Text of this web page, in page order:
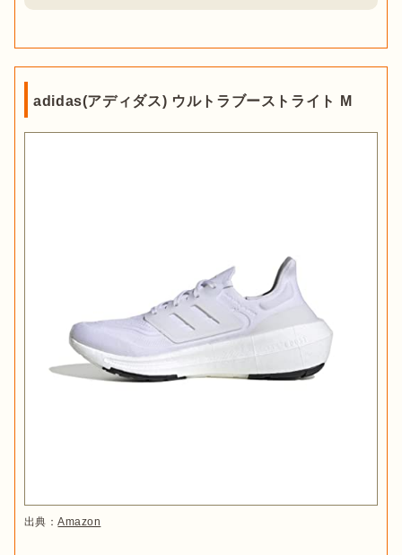
adidas(アディダス) ウルトラブーストライト M
出典：Amazon